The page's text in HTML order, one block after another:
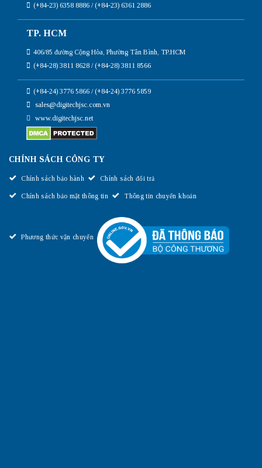
(+84-23) 6358 8886 / (+84-23) 6361 2886
TP. HCM
406/85 đường Cộng Hòa, Phường Tân Bình, TP.HCM
(+84-28) 3811 8628 / (+84-28) 3811 8566
(+84-24) 3776 5866 / (+84-24) 3776 5859
sales@digitechjsc.com.vn
www.digitechjsc.net
CHÍNH SÁCH CÔNG TY
Chính sách bảo hành Chính sách đổi trả
Chính sách bảo mật thông tin Thông tin chuyển khoản
Phương thức vận chuyển